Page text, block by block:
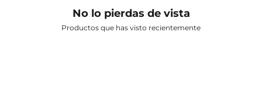
No lo pierdas de vista
Productos que has visto recientemente